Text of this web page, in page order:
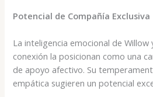
Potencial de Compañía Exclusiva
La inteligencia emocional de Willow
conexión la posicionan como una
de apoyo afectivo. Su
empática sugieren un potencial